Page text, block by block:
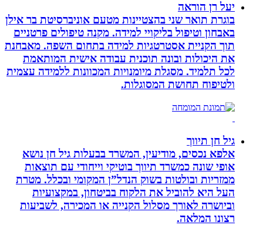
יעל רן הוראה
בוגרת תואר שני בהצטיינות מטעם אוניברסיטת בר אילן
באבחון וטיפול בליקויי למידה. מקנה טיפולים פרטניים
תוך הקניית אסטרטגיות למידה בתחום השפה. מאבחנת
את היכולות ובונה תוכנית עבודה אישית המותאמת
לכל תלמיד. מסגלת מיומנויות המכוונות ללמידה עצמית
ולטיפוח תחושת המסוגלות.
גיל חן תיווך
אלפא נכסים, מודיעין, המשרד בבעלות גיל חן נושא
אופי שונה כמשרד תיווך בוטיקי וייחודי עם תוצאות
ממזריות ובולטות בשוק הנדל”ן המקומי ובכלל. מטרת
העל היא להוביל את הלקוח בביטחון, במקצועיות
וביושרה לאורך מסלול הקנייה או המכירה, לשביעות
רצונו המלאה.